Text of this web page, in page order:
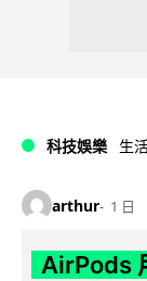
科技娛樂 生
arthur 1 日
AirPods